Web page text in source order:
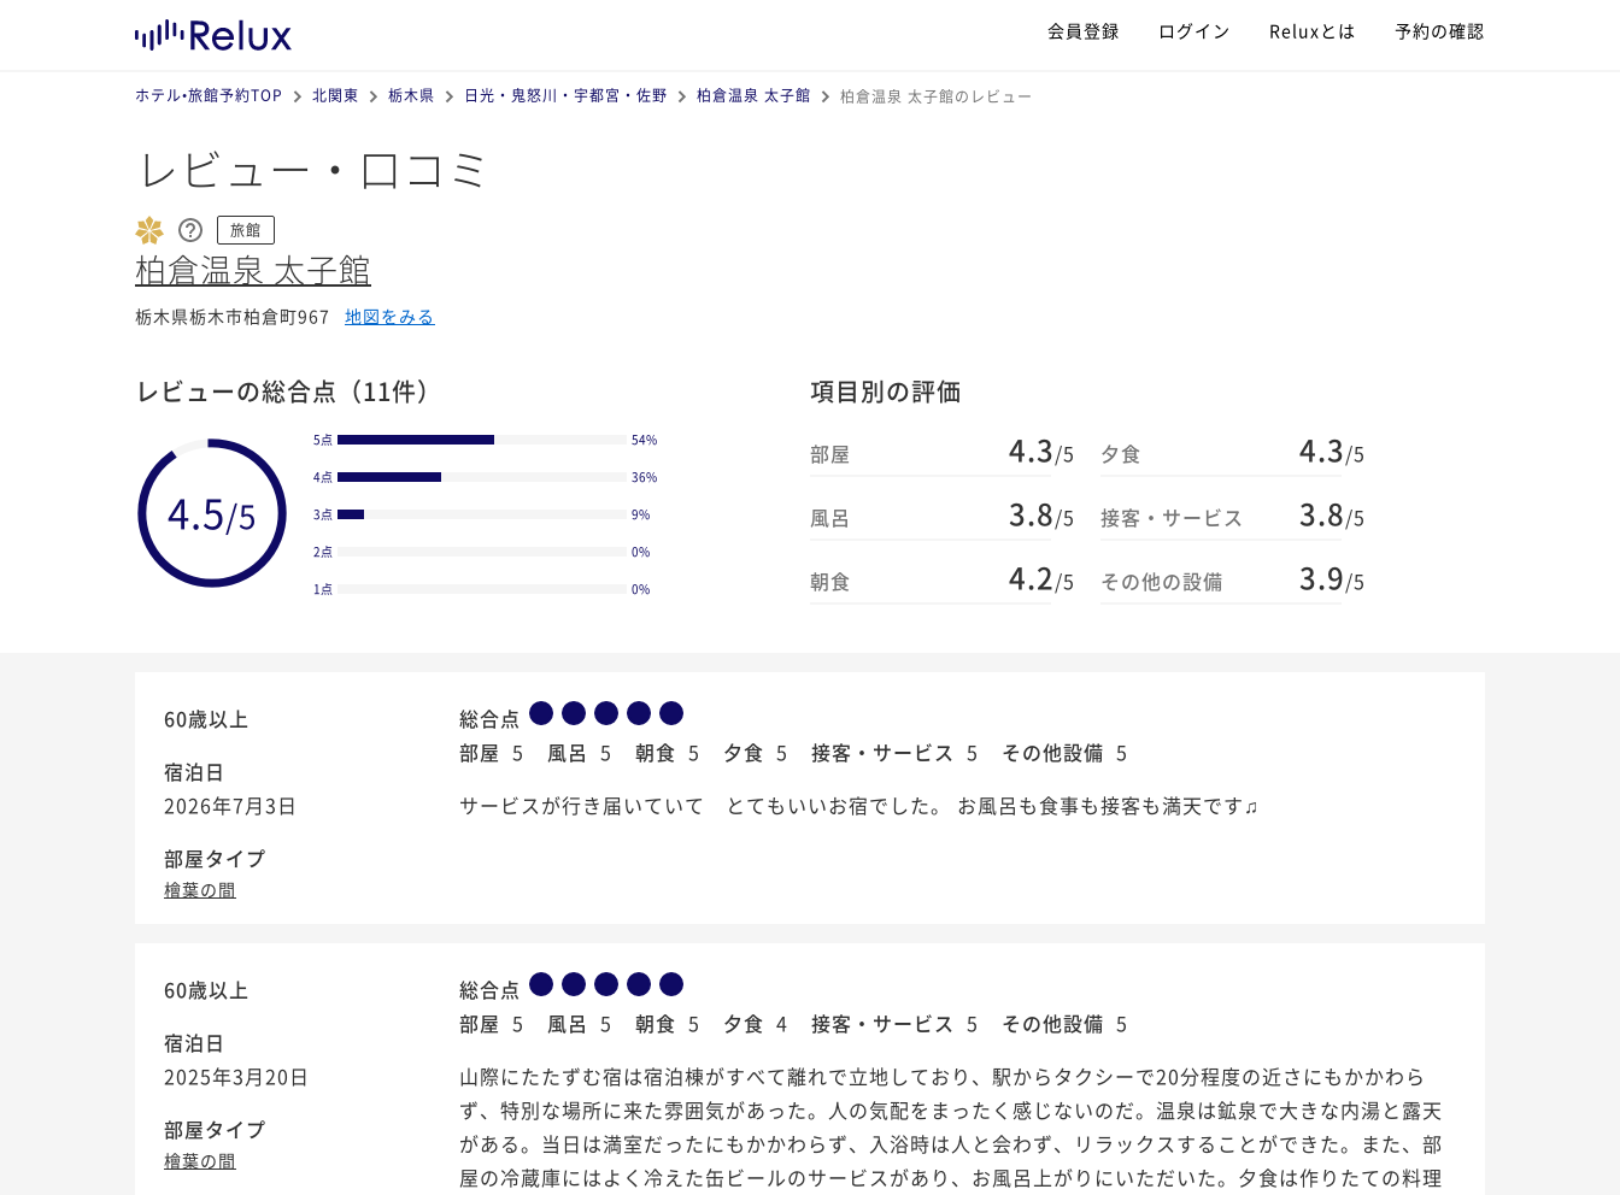
会員登録 ログイン Reluxとは 予約の確認
ホテル•旅館予約TOP 北関東 栃木県 日光・鬼怒川・宇都宮・佐野 柏倉温泉 太子館 柏倉温泉 太子館のレビュー
レビュー・口コミ
旅館
柏倉温泉 太子館
栃木県栃木市柏倉町967 地図をみる
レビューの総合点 （11件）
/5
5点 54%
4点 36%
3点 9%
2点 0%
1点 0%
項目別の評価
部屋 4.3/5
風呂 3.8/5
朝食 4.2/5
夕食 4.3/5
接客・サービス 3.8/5
その他の設備 3.9/5
60歳以上
宿泊日
2026年7月3日
部屋タイプ
檜葉の間
総合点
部屋 5 風呂 5 朝食 5 夕食 5 接客・サービス 5 その他設備 5
サービスが行き届いていて とてもいいお宿でした。 お風呂も食事も接客も満天です♫
60歳以上
宿泊日
2025年3月20日
部屋タイプ
檜葉の間
総合点
部屋 5 風呂 5 朝食 5 夕食 4 接客・サービス 5 その他設備 5
山際にたたずむ宿は宿泊棟がすべて離れで立地しており、駅からタクシーで20分程度の近さにもかかわら
ず、特別な場所に来た雰囲気があった。人の気配をまったく感じないのだ。温泉は鉱泉で大きな内湯と露天
がある。当日は満室だったにもかかわらず、入浴時は人と会わず、リラックスすることができた。また、部
屋の冷蔵庫にはよく冷えた缶ビールのサービスがあり、お風呂上がりにいただいた。夕食は作りたての料理